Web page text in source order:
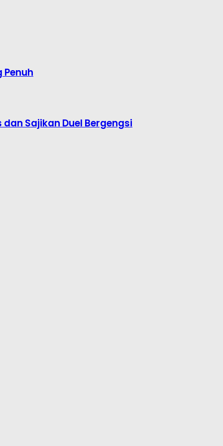
Penuh
Sajikan Duel Bergengsi